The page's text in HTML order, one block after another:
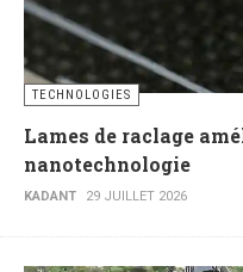
TECHNOLOGIES
Lames de raclage
nanotechnologie
KADANT 29 JUILLET 2026